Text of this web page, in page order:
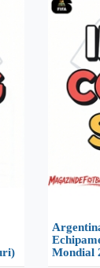
Mondial